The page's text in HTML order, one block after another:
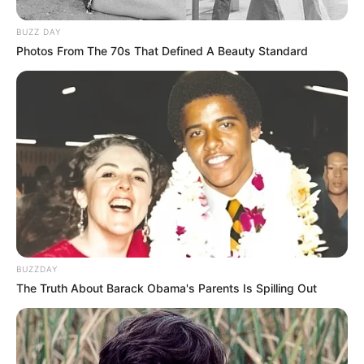
BUZZ DAY
Photos From The 70s That Defined A Beauty Standard
BUZZDAY
The Truth About Barack Obama's Parents Is Spilling Out